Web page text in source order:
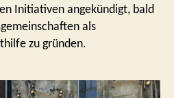
Initiativen angekündigt, bald
als
zu gründen.